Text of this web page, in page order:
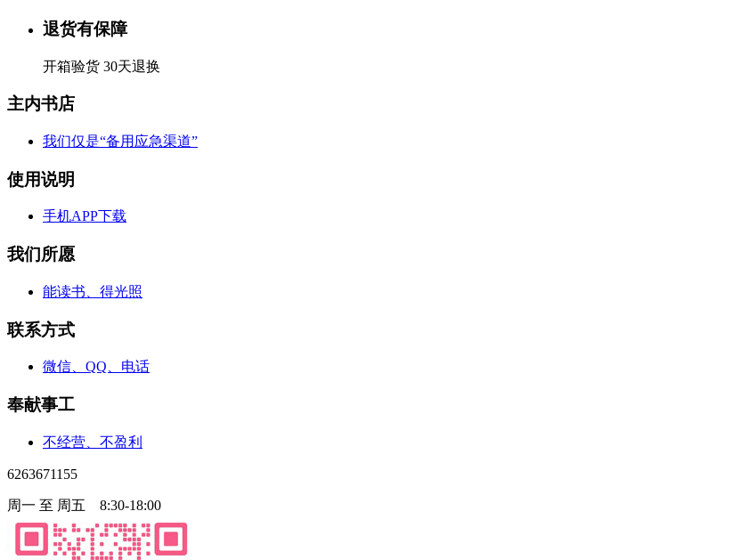
退货有保障
开箱验货 30天退换
主内书店
我们仅是“备用应急渠道”
使用说明
手机APP下载
我们所愿
能读书、得光照
联系方式
微信、QQ、电话
奉献事工
不经营、不盈利
6263671155
周一 至 周五 8:30-18:00